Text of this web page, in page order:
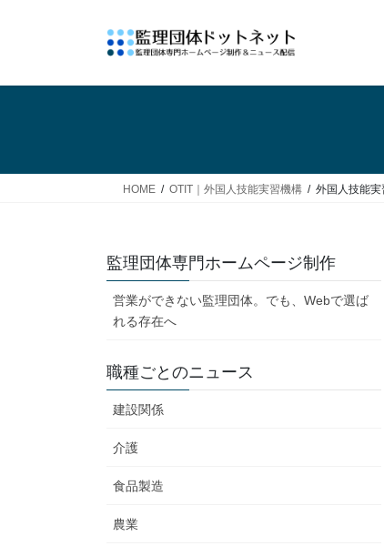
HOME OTIT｜外国人技能実習機構 外国人技能
監理団体専門ホームページ制作
営業ができない監理団体。でも、Webで選ば
れる存在へ
職種ごとのニュース
建設関係
介護
食品製造
農業